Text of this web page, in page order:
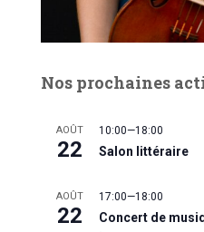
Nos prochaines
AOÛT
22
10:00—18:00
Salon littéraire
AOÛT
22
17:00—18:00
Concert de